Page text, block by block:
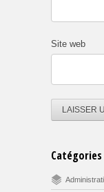
Site web
Catégories